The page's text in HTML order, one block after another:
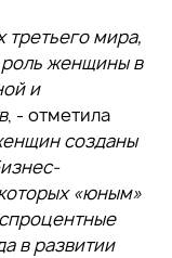
мира,
роль женщины в
и
, - отметила
созданы
«юным»
в развитии